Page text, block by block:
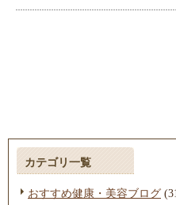
カテゴリ一覧
おすすめ健康・美容ブログ